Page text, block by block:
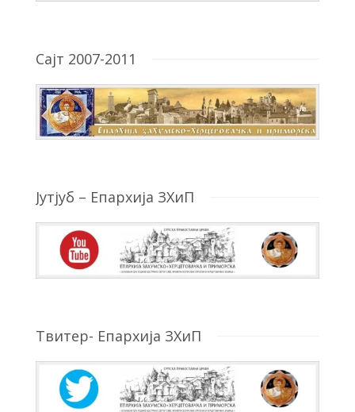
Сајт 2007-2011
Јутјуб – Епархија ЗХиП
Твитер- Епархија ЗХиП